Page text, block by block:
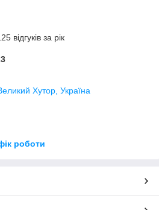
відгуків за рік
Хутор, Україна
роботи